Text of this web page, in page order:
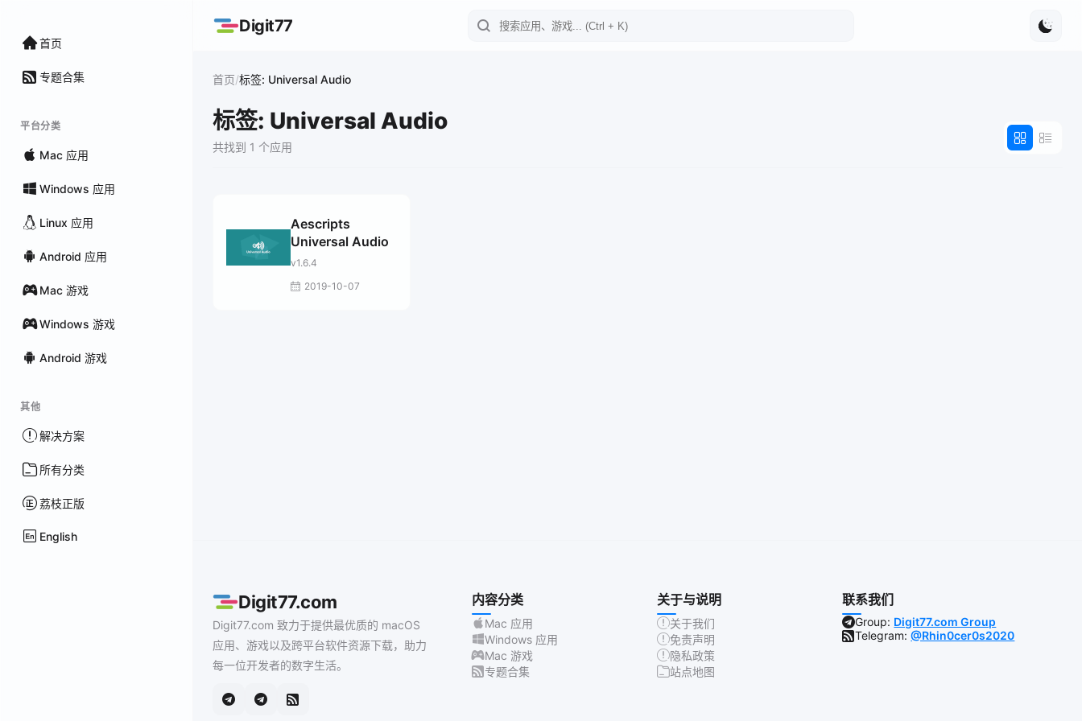
首页
专题合集
平台分类
Mac 应用
Windows 应用
Linux 应用
Android 应用
Mac 游戏
Windows 游戏
Android 游戏
其他
解决方案
所有分类
荔枝正版
English
Digit77
首页/标签: Universal Audio
标签: Universal Audio
共找到 1 个应用
Aescripts
Universal Audio
v1.6.4
2019-10-07
Digit77.com
Digit77.com 致力于提供最优质的 macOS
应用、游戏以及跨平台软件资源下载，助力
每一位开发者的数字生活。
内容分类
Mac 应用
Windows 应用
Mac 游戏
专题合集
关于与说明
关于我们
免责声明
隐私政策
站点地图
联系我们
Group: Digit77.com Group
Telegram:@Rhin0cer0s2020